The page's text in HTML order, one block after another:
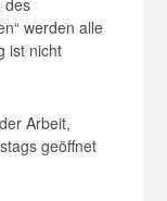
des
werden alle
ist nicht
Arbeit,
geöffnet